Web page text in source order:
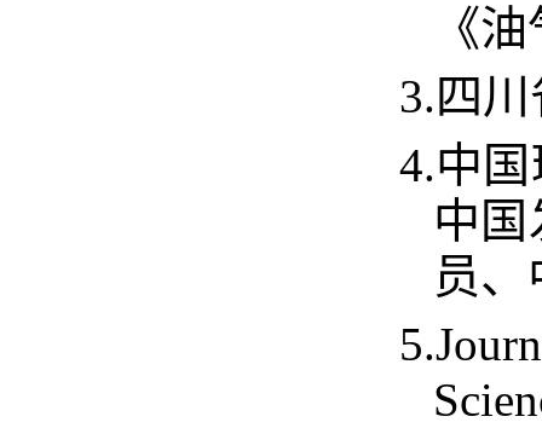
《
3.四
4.中
中
员
5.